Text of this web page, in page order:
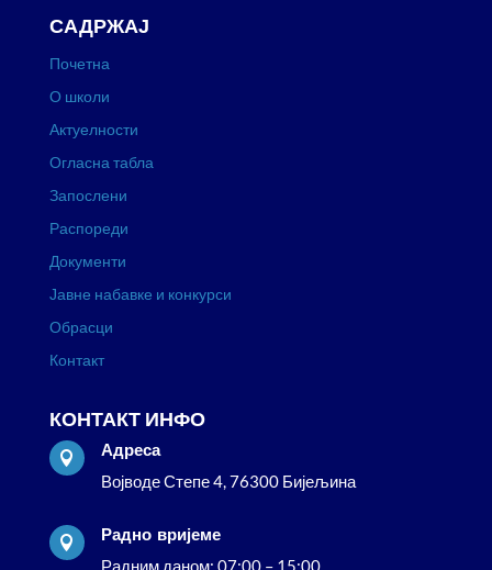
САДРЖАЈ
Почетна
О школи
Актуелности
Огласна табла
Запослени
Распореди
Документи
Јавне набавке и конкурси
Обрасци
Контакт
КОНТАКТ ИНФО

Адреса
Војводе Степе 4, 76300 Бијељина

Радно вријеме
Радним даном: 07:00 – 15:00